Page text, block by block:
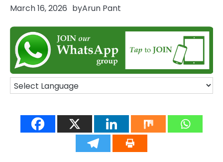
March 16, 2026 byArun Pant